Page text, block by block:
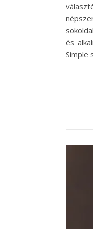
és
Simple